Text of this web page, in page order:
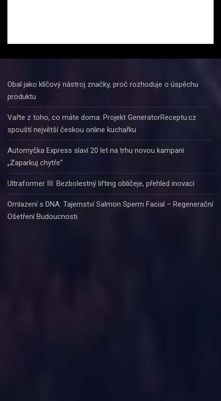
Obal jako klíčový nástroj značky, proč rozhoduje o úspěchu
produktu
Vařte z toho, co máte doma: Projekt GeneratorReceptu.cz
spouští největší českou online kuchařku
Automyčka Express slaví 20 let na trhu novou kampaní
„Zaparkuj chytře“
Ultraformer III: Bezbolestný lifting obličeje, přehled inovací
Omlazení s DNA: Tajemství Salmon Sperm Facial – Regenerační
Ošetření Budoucnosti